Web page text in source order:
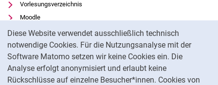
Diese Website verwendet ausschließlich technisch
notwendige Cookies. Für die Nutzungsanalyse mit der
Software Matomo setzen wir keine Cookies ein. Die
Analyse erfolgt anonymisiert und erlaubt keine
Rückschlüsse auf einzelne Besucher*innen. Cookies von
Vorlesungsverzeichnis
Moodle
Panopto
Universitätsbibliothek
Datenschutz
Barrierefreiheit